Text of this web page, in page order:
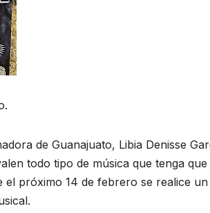
de Guanajuato, Libia Denisse
todo tipo de música que tenga
el próximo 14 de febrero se realice